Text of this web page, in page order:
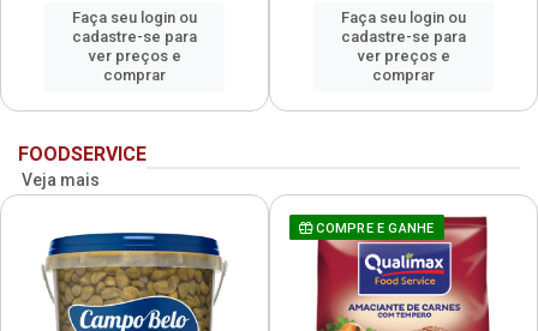
Faça seu login ou
cadastre-se para
ver preços e
comprar
Faça seu login ou
cadastre-se para
ver preços e
comprar
FOODSERVICE
Veja mais
COMPRE E GANHE